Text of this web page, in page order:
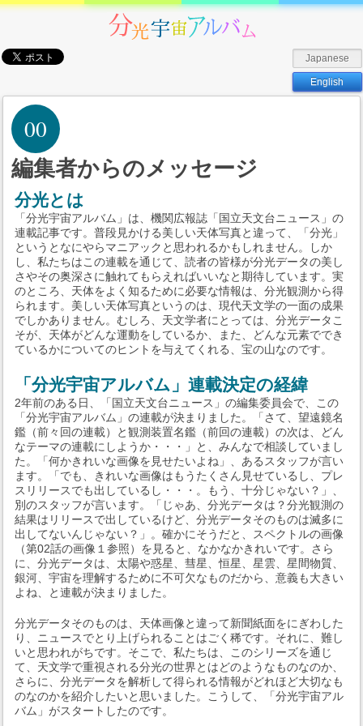
Japanese
English
00
編集者からのメッセージ
分光とは
「分光宇宙アルバム」は、機関広報誌「国立天文台ニュース」の
連載記事です。普段見かける美しい天体写真と違って、「分光」
というとなにやらマニアックと思われるかもしれません。しか
し、私たちはこの連載を通じて、読者の皆様が分光データの美し
さやその奥深さに触れてもらえればいいなと期待しています。実
のところ、天体をよく知るために必要な情報は、分光観測から得
られます。美しい天体写真というのは、現代天文学の一面の成果
でしかありません。むしろ、天文学者にとっては、分光データこ
そが、天体がどんな運動をしているか、また、どんな元素ででき
ているかについてのヒントを与えてくれる、宝の山なのです。
「分光宇宙アルバム」連載決定の経緯
2年前のある日、「国立天文台ニュース」の編集委員会で、この
「分光宇宙アルバム」の連載が決まりました。「さて、望遠鏡名
鑑（前々回の連載）と観測装置名鑑（前回の連載）の次は、どん
なテーマの連載にしようか・・・」と、みんなで相談していまし
た。「何かきれいな画像を見せたいよね」、あるスタッフが言い
ます。「でも、きれいな画像はもうたくさん見せているし、プレ
スリリースでも出しているし・・・。もう、十分じゃない？」、
別のスタッフが言います。「じゃあ、分光データは？分光観測の
結果はリリースで出しているけど、分光データそのものは滅多に
出してないんじゃない？」。確かにそうだと、スペクトルの画像
（第02話の画像１参照）を見ると、なかなかきれいです。さら
に、分光データは、太陽や惑星、彗星、恒星、星雲、星間物質、
銀河、宇宙を理解するために不可欠なものだから、意義も大きい
よね、と連載が決まりました。
分光データそのものは、天体画像と違って新聞紙面をにぎわした
り、ニュースでとり上げられることはごく稀です。それに、難し
いと思われがちです。そこで、私たちは、このシリーズを通じ
て、天文学で重視される分光の世界とはどのようなものなのか、
さらに、分光データを解析して得られる情報がどれほど大切なも
のなのかを紹介したいと思いました。こうして、「分光宇宙アル
バム」がスタートしたのです。